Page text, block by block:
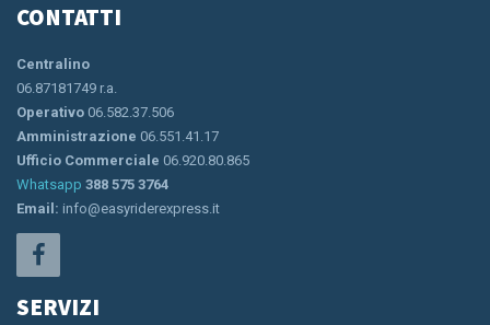
CONTATTI
Centralino
06.87181749 r.a.
Operativo 06.582.37.506
Amministrazione 06.551.41.17
Ufficio Commerciale 06.920.80.865
Whatsapp 388 575 3764
Email: info@easyriderexpress.it
SERVIZI